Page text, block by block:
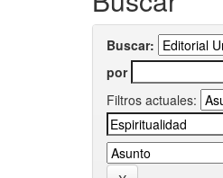
Buscar:
por
Filtros actuales: